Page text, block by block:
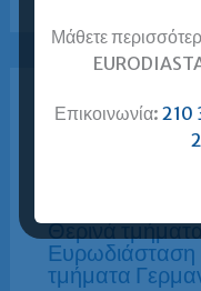
Σχετικά
Θερινά
τμήματα
Μάθετε
Επικοινωνία: 210